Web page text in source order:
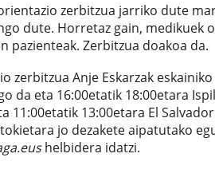
zerbitzua jarriko dute
dute. Horretaz gain,
pazienteak. Zerbitzua doakoa da.
zerbitzua Anje Eskarzak
da eta 16:00etatik 18:00etara
11:00etatik 13:00etara El
jo dezakete aipatutako
helbidera idatzi.